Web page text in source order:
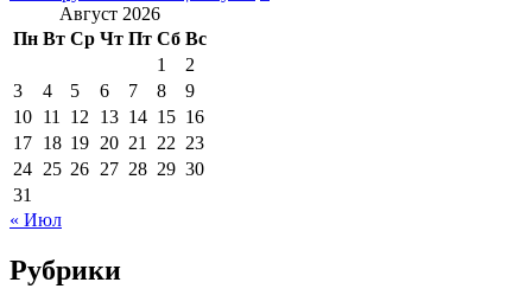
Август 2026
Пн Вт Ср Чт Пт Сб Вс
1
2
3
4 5 6 7 8
9
10 11 12 13 14 15 16
17 18 19 20 21 22 23
24 25 26 27 28 29 30
31
« Июл
Рубрики